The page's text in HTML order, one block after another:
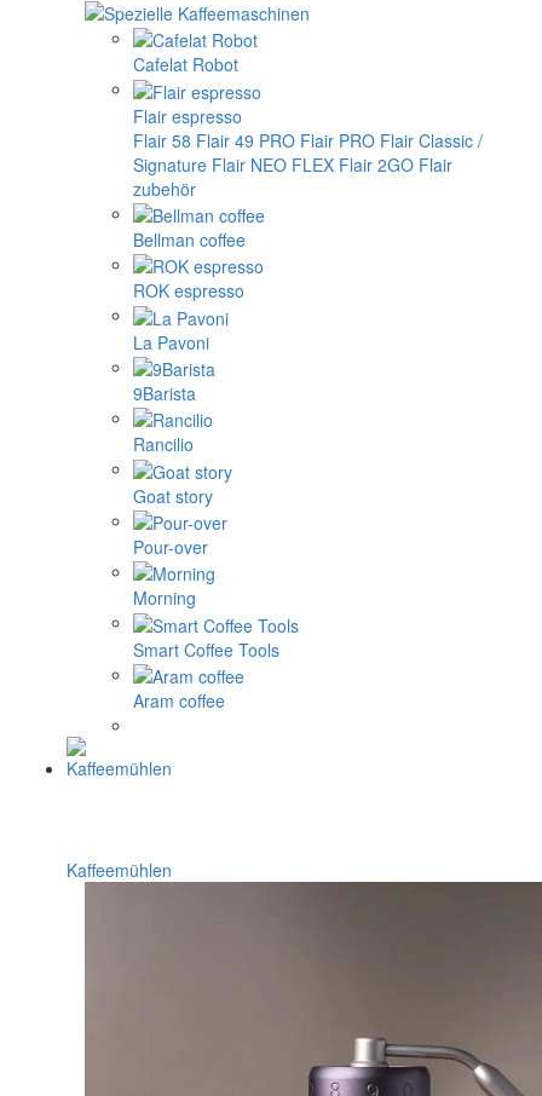
Cafelat Robot
Flair espresso
Flair 58 Flair 49 PRO Flair PRO Flair Classic /
Signature Flair NEO FLEX Flair 2GO Flair
zubehör
Bellman coffee
ROK espresso
La Pavoni
9Barista
Rancilio
Goat story
Pour-over
Morning
Smart Coffee Tools
Aram coffee
Kaffeemühlen